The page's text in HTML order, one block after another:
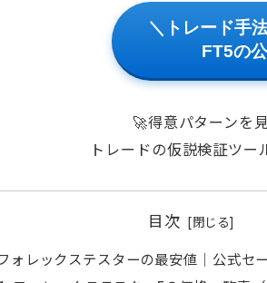
＼トレード手
FT5の
🚀得意パターンを
トレードの仮説検証ツー
目次
ォレックステスターの最安値｜公式セ